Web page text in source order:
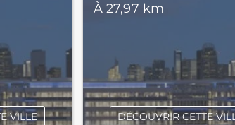
VILLE
À 27,97 km
DÉCOUVRIR CETTE